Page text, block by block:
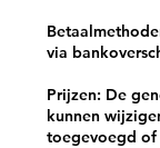
via
Prijzen: De
kunnen
toegevoegd of